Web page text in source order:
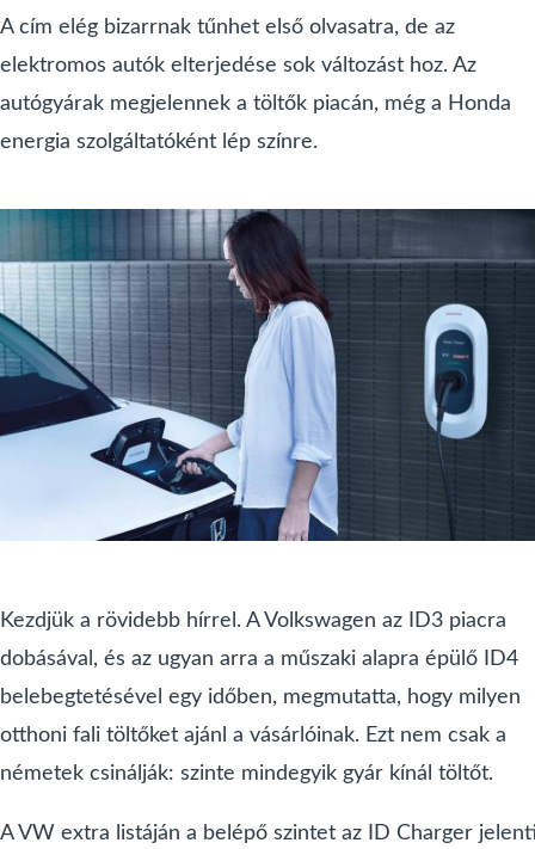
A cím elég bizarrnak tűnhet első olvasatra, de az
elektromos autók elterjedése sok változást hoz. Az
autógyárak megjelennek a töltők piacán, még a Honda
energia szolgáltatóként lép színre.
Kezdjük a rövidebb hírrel. A Volkswagen az ID3 piacra
dobásával, és az ugyan arra a műszaki alapra épülő ID4
belebegtetésével egy időben, megmutatta, hogy milyen
otthoni fali töltőket ajánl a vásárlóinak. Ezt nem csak a
németek csinálják: szinte mindegyik gyár kínál töltőt.
A VW extra listáján a belépő szintet az ID Charger